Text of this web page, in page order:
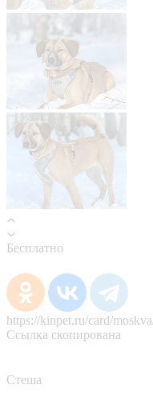
Бесплатно
https://kinpet.ru/card/
Ссылка скопирована
Стеша